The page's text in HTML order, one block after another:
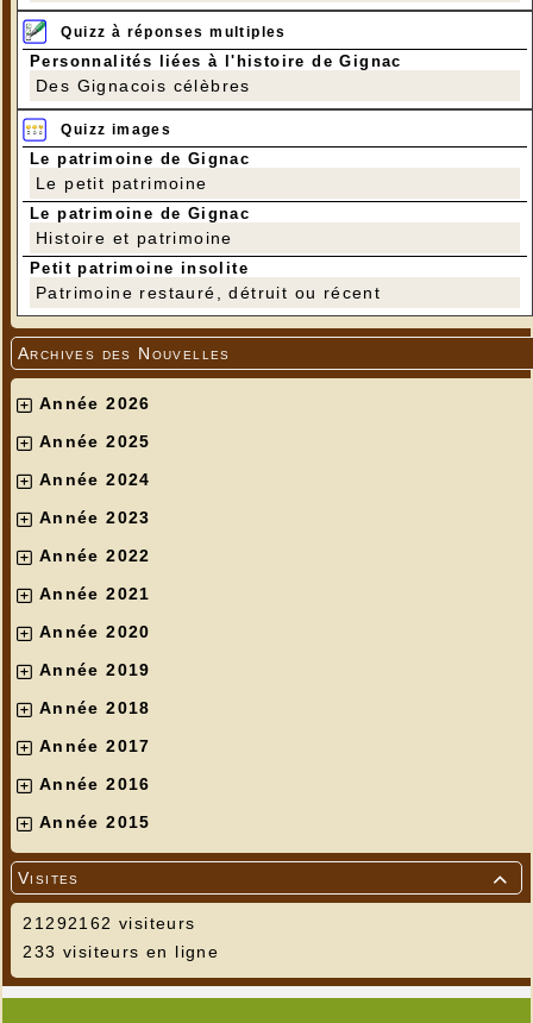
Quizz à réponses multiples
Personnalités liées à l'histoire de Gignac
Des Gignacois célèbres
Quizz images
Le patrimoine de Gignac
Le petit patrimoine
Le patrimoine de Gignac
Histoire et patrimoine
Petit patrimoine insolite
Patrimoine restauré, détruit ou récent
Archives des Nouvelles
Année 2026
Année 2025
Année 2024
Année 2023
Année 2022
Année 2021
Année 2020
Année 2019
Année 2018
Année 2017
Année 2016
Année 2015

Visites
21292162 visiteurs
233 visiteurs en ligne